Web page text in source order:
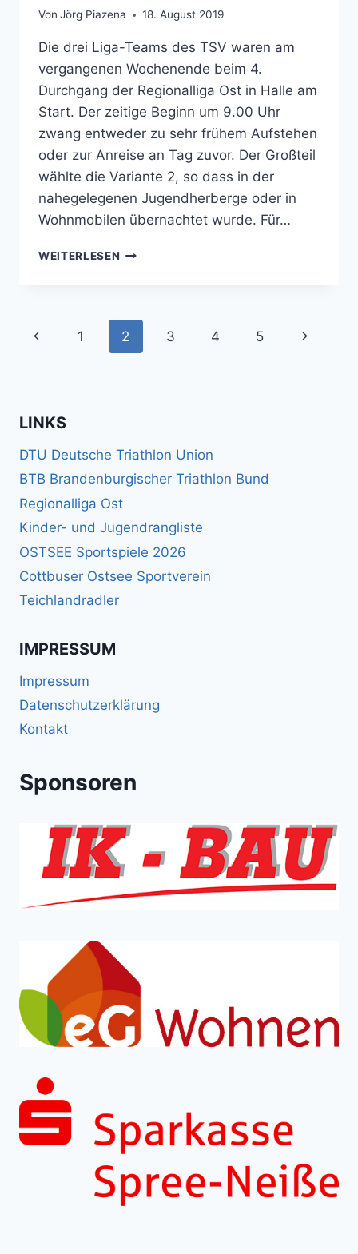
Von Jörg Piazena 18. August 2019
Die drei Liga-Teams des TSV waren am
vergangenen Wochenende beim 4.
Durchgang der Regionalliga Ost in Halle am
Start. Der zeitige Beginn um 9.00 Uhr
zwang entweder zu sehr frühem Aufstehen
oder zur Anreise an Tag zuvor. Der Großteil
wählte die Variante 2, so dass in der
nahegelegenen Jugendherberge oder in
Wohnmobilen übernachtet wurde. Für…
WEITERLESEN 11.08.2019
4.
RENNEN
IN
Seitennavigation
Vorherige
1 2 3 4 5
Nächste
LINKS
DTU Deutsche Triathlon Union
BTB Brandenburgischer Triathlon Bund
Regionalliga Ost
Kinder- und Jugendrangliste
OSTSEE Sportspiele 2026
Cottbuser Ostsee Sportverein
Teichlandradler
IMPRESSUM
Impressum
Datenschutzerklärung
Kontakt
Sponsoren